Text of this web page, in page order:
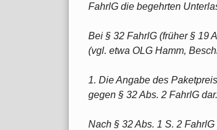
FahrlG die begehrten
Bei § 32 FahrlG (früher § 19
(vgl. etwa OLG Hamm,
1. Die Angabe des
gegen § 32 Abs. 2 FahrlG dar.
Nach § 32 Abs. 1 S. 2